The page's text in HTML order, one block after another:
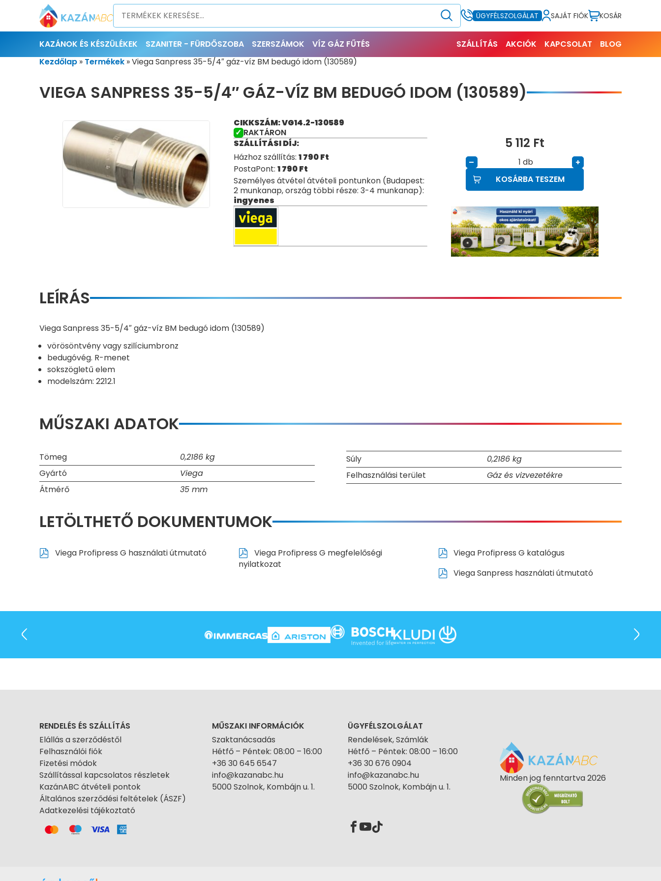
ÜGYFÉLSZOLGÁLAT SAJÁT FIÓK KOSÁR
KAZÁNOK ÉS KÉSZÜLÉKEK SZANITER - FÜRDŐSZOBA SZERSZÁMOK VÍZ GÁZ FŰTÉS SZÁLLÍTÁS AKCIÓK KAPCSOLAT
BLOG
Kezdőlap » Termékek »Viega Sanpress 35-5/4″ gáz-víz BM bedugó idom (130589)
VIEGA SANPRESS 35-5/4″ GÁZ-VÍZ BM BEDUGÓ IDOM (130589)
CIKKSZÁM: VG14.2-130589
RAKTÁRON
SZÁLLÍTÁSI DÍJ:
Házhoz szállítás: 1 790Ft
PostaPont: 1 790Ft
Személyes átvétel átvételi pontunkon (Budapest:
2 munkanap, ország többi része: 3-4 munkanap):
ingyenes
5 112 Ft
– db
+
KOSÁRBA TESZEM
LEÍRÁS
Viega Sanpress 35-5/4″ gáz-víz BM bedugó idom (130589)
vörösöntvény vagy szilíciumbronz
bedugóvég. R-menet
sokszögletű elem
modelszám: 2212.1
MŰSZAKI ADATOK
Tömeg
0,2186 kg
Gyártó
Viega
Átmérő
35 mm
Súly
0,2186 kg
Felhasználási terület
Gáz és vizvezetékre
LETÖLTHETŐ DOKUMENTUMOK
Viega Profipress G használati útmutató
Viega Profipress G megfelelőségi
nyilatkozat
Viega Profipress G katalógus
Viega Sanpress használati útmutató
RENDELÉS ÉS SZÁLLÍTÁS
Elállás a szerződéstől
Felhasználói fiók
Fizetési módok
Szállítással kapcsolatos részletek
KazánABC átvételi pontok
Általános szerződési feltételek (ÁSZF)
Adatkezelési tájékoztató
MŰSZAKI INFORMÁCIÓK
Szaktanácsadás
Hétfő – Péntek: 08:00 – 16:00
+36 30 645 6547
info@kazanabc.hu
5000 Szolnok, Kombájn u. 1.
ÜGYFÉLSZOLGÁLAT
Rendelések, Számlák
Hétfő – Péntek: 08:00 – 16:00
+36 30 676 0904
info@kazanabc.hu
5000 Szolnok, Kombájn u. 1.
Minden jog fenntartva 2026